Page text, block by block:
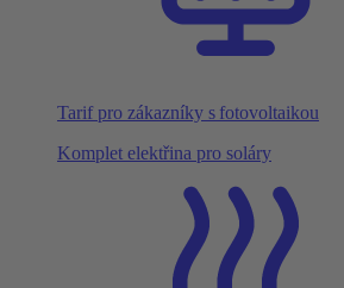
Tarif pro zákazníky s fotovoltaikou
Komplet elektřina pro soláry